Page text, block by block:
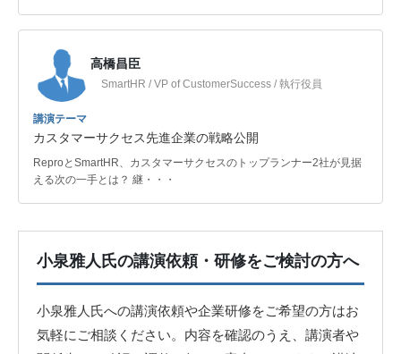
高橋昌臣
SmartHR / VP of CustomerSuccess / 執行役員
講演テーマ
カスタマーサクセス先進企業の戦略公開
ReproとSmartHR、カスタマーサクセスのトップランナー2社が見据
える次の一手とは？ 継・・・
小泉雅人氏の講演依頼・研修をご検討の方へ
小泉雅人氏への講演依頼や企業研修をご希望の方はお
気軽にご相談ください。内容を確認のうえ、講演者や